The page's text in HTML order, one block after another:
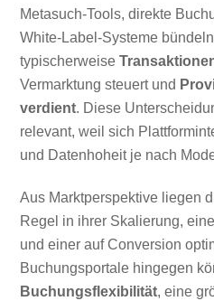
Metasuch-Tools, direkte
White-Label-Systeme
typischerweise
Vermarktung steuert und
verdient. Diese
relevant, weil sich
und Datenhoheit je nach
Aus Marktperspektive liegen
Regel in ihrer Skalierung,
und einer auf Conversion
Buchungsportale hingegen
Buchungsflexibilität, eine